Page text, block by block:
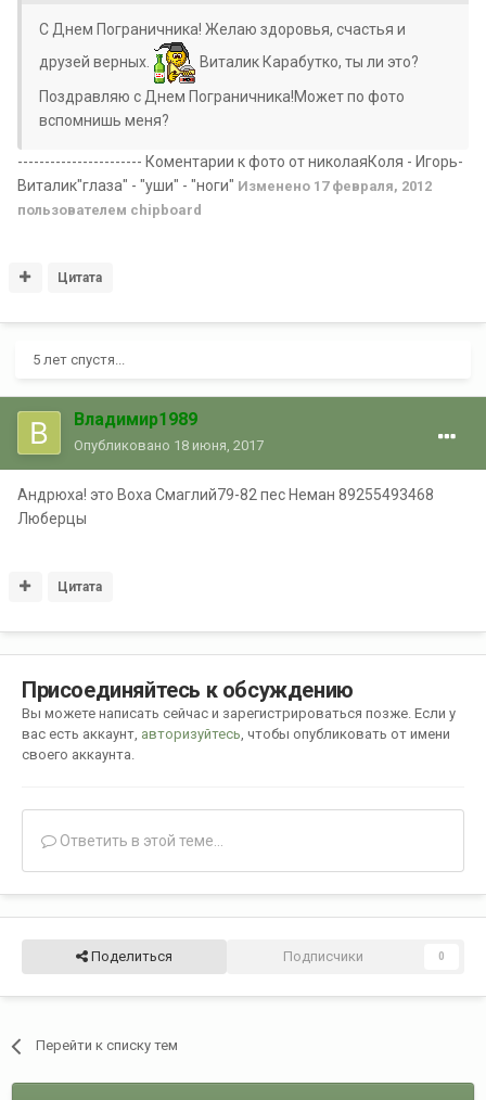
С Днем Пограничника! Желаю здоровья, счастья и
друзей верных.
Виталик Карабутко, ты ли это?
Поздравляю с Днем Пограничника!Может по фото
вспомнишь меня?
----------------------- Коментарии к фото от николаяКоля - Игорь-
Виталик"глаза" - "уши" - "ноги" Изменено 17 февраля, 2012
пользователем chipboard
Цитата
5 лет спустя...
Владимир1989
Опубликовано 18 июня, 2017
Андрюха! это Воха Смаглий79-82 пес Неман 89255493468
Люберцы
Цитата
Присоединяйтесь к обсуждению
Вы можете написать сейчас и зарегистрироваться позже. Если у
вас есть аккаунт, авторизуйтесь, чтобы опубликовать от имени
своего аккаунта.
Ответить в этой теме...
Поделиться Подписчики 0
Перейти к списку тем